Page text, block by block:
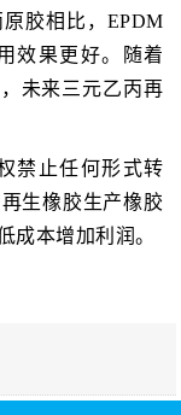
胶相比，EPDM
效果更好。随着
未来三元乙丙再
禁止任何形式转
生橡胶生产橡胶
成本增加利润。